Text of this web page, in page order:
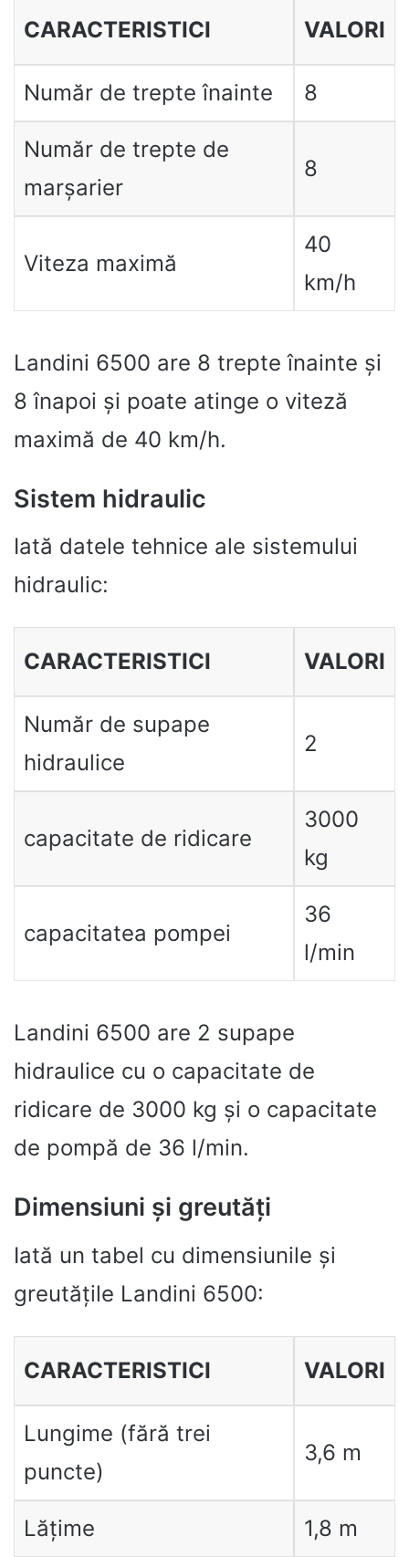
CARACTERISTICI VALORI
Număr de trepte înainte 8
Număr de trepte de
marșarier
8
Viteza maximă
40
km/h
Landini 6500 are 8 trepte înainte și
8 înapoi și poate atinge o viteză
maximă de 40 km/h.
Sistem hidraulic
Iată datele tehnice ale sistemului
hidraulic:
CARACTERISTICI VALORI
Număr de supape
hidraulice
2
capacitate de ridicare
3000
kg
capacitatea pompei
36
l/min
Landini 6500 are 2 supape
hidraulice cu o capacitate de
ridicare de 3000 kg și o capacitate
de pompă de 36 l/min.
Dimensiuni și greutăți
Iată un tabel cu dimensiunile și
greutățile Landini 6500:
CARACTERISTICI VALORI
Lungime (fără trei
puncte)
3,6 m
Lățime 1,8 m